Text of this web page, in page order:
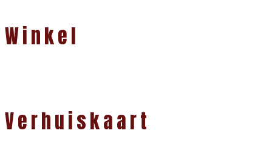
Winkel
Verhuiskaart